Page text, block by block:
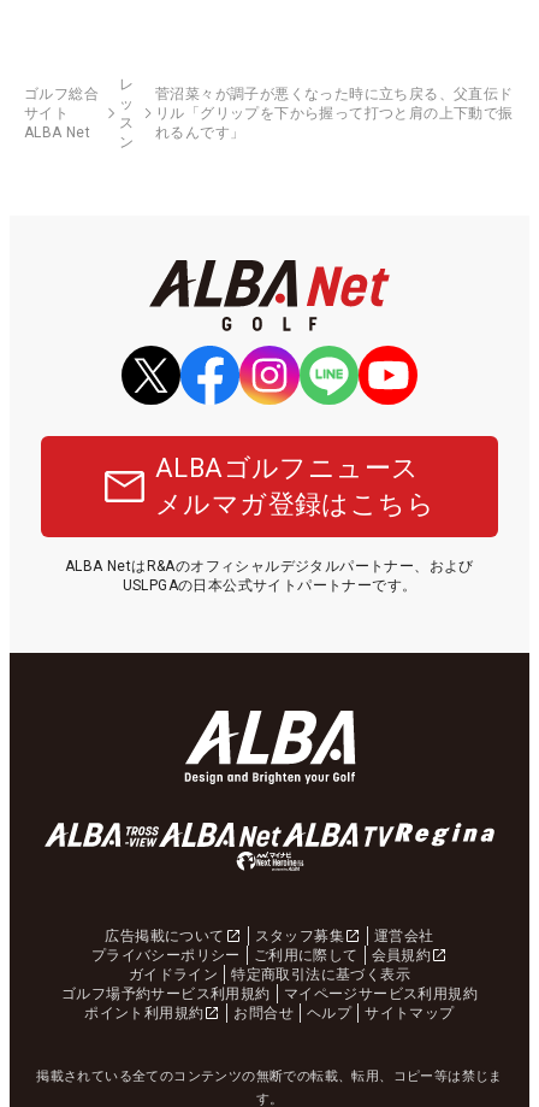
ゴルフ総合
サイト
ALBA Net
レ
ッ
ス
ン
菅沼菜々が調子が悪くなった時に立ち戻る、父直伝ド
リル「グリップを下から握って打つと肩の上下動で振
れるんです」
ALBAゴルフニュース
メルマガ登録はこちら
ALBA NetはR&Aのオフィシャルデジタルパートナー、および
USLPGAの日本公式サイトパートナーです。
広告掲載について スタッフ募集
運営会社
プライバシーポリシー
ご利用に際して
会員規約
ガイドライン
特定商取引法に基づく表示
ゴルフ場予約サービス利用規約
マイページサービス利用規約
ポイント利用規約
お問合せ ヘルプ サイトマップ
掲載されている全てのコンテンツの無断での転載、転用、コピー等は禁じま
す。